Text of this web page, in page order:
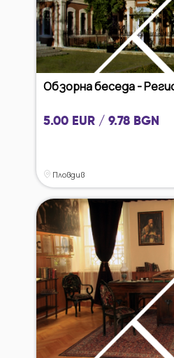
Обзорна беседа -
5.00 EUR / 9.78 BGN
Пловдив